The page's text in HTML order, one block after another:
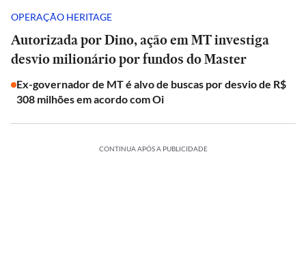
OPERAÇÃO HERITAGE
Autorizada por Dino, ação em MT investiga
desvio milionário por fundos do Master
Ex-governador de MT é alvo de buscas por desvio de R$
308 milhões em acordo com Oi
CONTINUA APÓS A PUBLICIDADE